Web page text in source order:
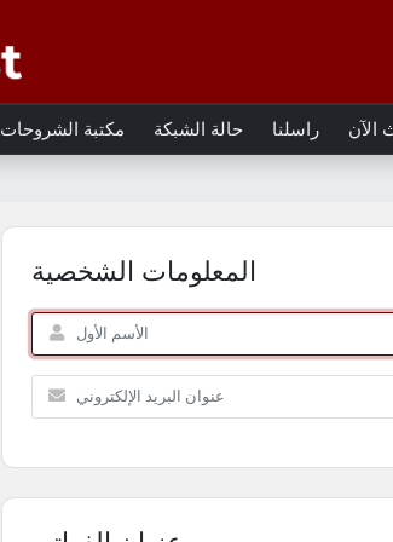
مكتبة الشروحات حالة الشبكة راسلنا الآن
المعلومات الشخصية